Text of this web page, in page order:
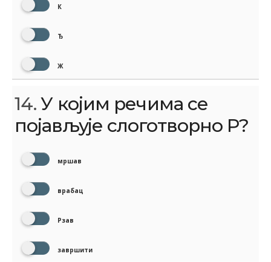
К
Ђ
Ж
14.У којим речима се
појављује слоготворно Р?
мршав
врабац
Рзав
завршити